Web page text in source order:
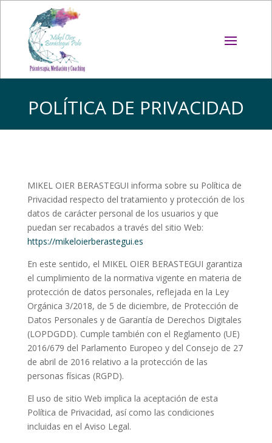
POLÍTICA DE PRIVACIDAD
MIKEL OIER BERASTEGUI informa sobre su Política de
Privacidad respecto del tratamiento y protección de los
datos de carácter personal de los usuarios y que
puedan ser recabados a través del sitio Web:
https://mikeloierberastegui.es
En este sentido, el MIKEL OIER BERASTEGUI garantiza
el cumplimiento de la normativa vigente en materia de
protección de datos personales, reflejada en la Ley
Orgánica 3/2018, de 5 de diciembre, de Protección de
Datos Personales y de Garantía de Derechos Digitales
(LOPDGDD). Cumple también con el Reglamento (UE)
2016/679 del Parlamento Europeo y del Consejo de 27
de abril de 2016 relativo a la protección de las
personas físicas (RGPD).
El uso de sitio Web implica la aceptación de esta
Política de Privacidad, así como las condiciones
incluidas en el Aviso Legal.